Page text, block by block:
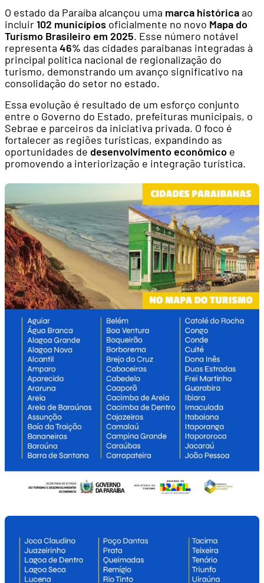
O estado da Paraíba alcançou uma marca históricaao
incluir102 municípios oficialmente no novo Mapa do
Turismo Brasileiro em 2025. Esse número notável
representa 46% das cidades paraibanas integradas à
principal política nacional de regionalização do
turismo, demonstrando um avanço significativo na
consolidação do setor no estado.
Essa evolução é resultado de um esforço conjunto
entre o Governo do Estado, prefeituras municipais, o
Sebrae e parceiros da iniciativa privada. O foco é
fortalecer as regiões turísticas, expandindo as
oportunidades de desenvolvimento econômico e
promovendo a interiorização e integração turística.